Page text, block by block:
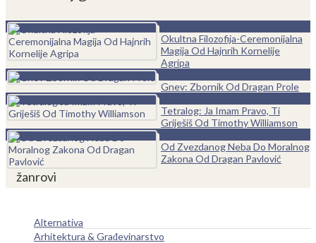
Okultna Filozofija-Ceremonijalna
Magija Od Hajnrih Kornelije
Agripa
Gnev: Zbornik Od Dragan Prole
Tetralog: Ja Imam Pravo, Ti
Griješiš Od Timothy Williamson
Od Zvezdanog Neba Do Moralnog
Zakona Od Dragan Pavlović
žanrovi
Alternativa
Arhitektura & Građevinarstvo